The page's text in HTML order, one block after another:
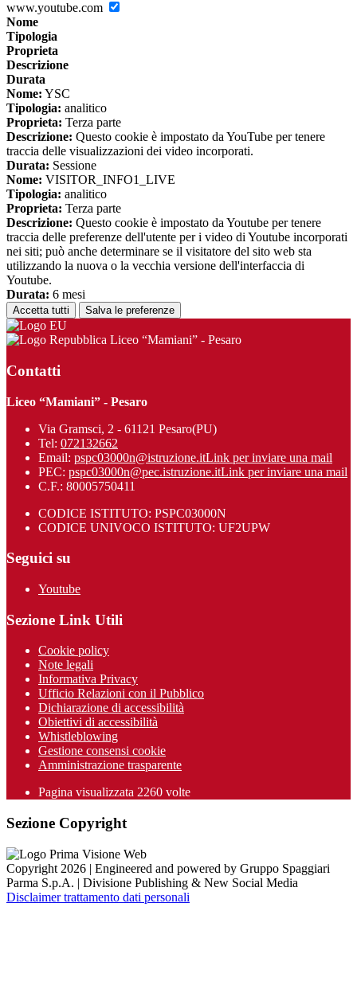
www.youtube.com
Nome
Tipologia
Proprieta
Descrizione
Durata
Nome: YSC
Tipologia: analitico
Proprieta: Terza parte
Descrizione: Questo cookie è impostato da YouTube per tenere
traccia delle visualizzazioni dei video incorporati.
Durata: Sessione
Nome: VISITOR_INFO1_LIVE
Tipologia: analitico
Proprieta: Terza parte
Descrizione: Questo cookie è impostato da Youtube per tenere
traccia delle preferenze dell'utente per i video di Youtube incorporati
nei siti; può anche determinare se il visitatore del sito web sta
utilizzando la nuova o la vecchia versione dell'interfaccia di
Youtube.
Durata: 6 mesi
Accetta tutti Salva le preferenze
Liceo “Mamiani” - Pesaro
Contatti
Liceo “Mamiani” - Pesaro
Via Gramsci, 2 - 61121 Pesaro(PU)
Tel: 072132662
Email: pspc03000n@istruzione.itLink per inviare una mail
PEC: pspc03000n@pec.istruzione.itLink per inviare una mail
C.F.: 80005750411
CODICE ISTITUTO: PSPC03000N
CODICE UNIVOCO ISTITUTO: UF2UPW
Seguici su
Youtube
Sezione Link Utili
Cookie policy
Note legali
Informativa Privacy
Ufficio Relazioni con il Pubblico
Dichiarazione di accessibilità
Obiettivi di accessibilità
Whistleblowing
Gestione consensi cookie
Amministrazione trasparente
Pagina visualizzata 2260 volte
Sezione Copyright
Copyright 2026 | Engineered and powered by Gruppo Spaggiari
Parma S.p.A. | Divisione Publishing & New Social Media
Disclaimer trattamento dati personali